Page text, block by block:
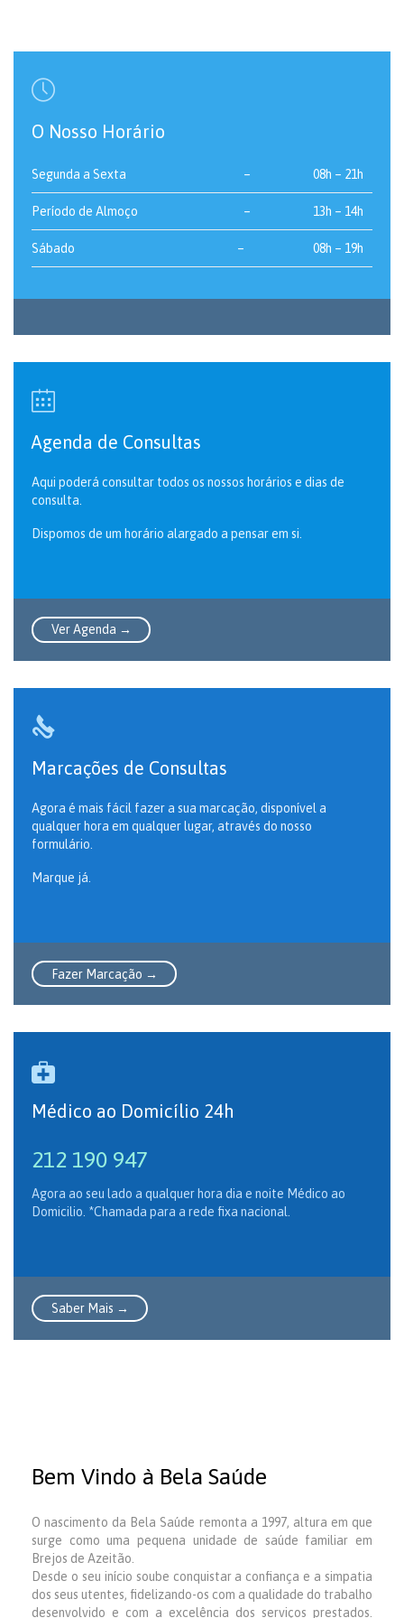

O Nosso Horário
Segunda a Sexta – 08h – 21h
Período de Almoço – 13h – 14h
Sábado – 08h – 19h

Agenda de Consultas
Aqui poderá consultar todos os nossos horários e dias de
consulta.
Dispomos de um horário alargado a pensar em si.
Ver Agenda →

Marcações de Consultas
Agora é mais fácil fazer a sua marcação, disponível a
qualquer hora em qualquer lugar, através do nosso
formulário.
Marque já.
Fazer Marcação →

Médico ao Domicílio 24h
212 190 947
Agora ao seu lado a qualquer hora dia e noite Médico ao
Domicilio. *Chamada para a rede fixa nacional.
Saber Mais →
Bem Vindo à Bela Saúde
O nascimento da Bela Saúde remonta a 1997, altura em que
surge como uma pequena unidade de saúde familiar em
Brejos de Azeitão.
Desde o seu início soube conquistar a confiança e a simpatia
dos seus utentes, fidelizando-os com a qualidade do trabalho
desenvolvido e com a excelência dos serviços prestados.